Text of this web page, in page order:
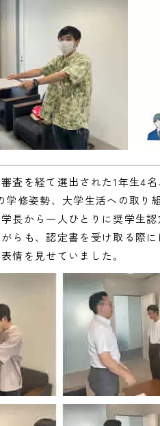
査を経て選出された1年生4
学修姿勢、大学生活への取り
長から一人ひとりに奨学生認
らも、認定書を受け取る際
情を見せていました。